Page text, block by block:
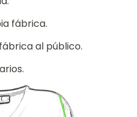
fábrica.
al público.